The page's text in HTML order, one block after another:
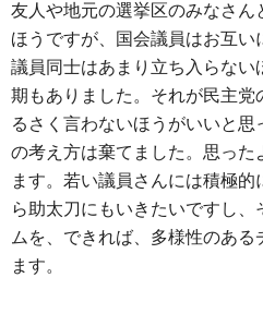
友人や地元の選挙区のみなさん
ほうですが、国会議員はお互い
議員同士はあまり立ち入らな
期もありました。それが民主党
るさく言わないほうがいいと
の考え方は棄てました。思った
ます。若い議員さんには積極
ら助太刀にもいきたいですし
ムを、できれば、多様性のあ
ます。